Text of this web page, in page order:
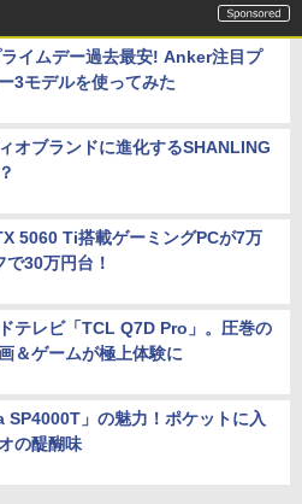
イムデー過去最安! Anker注目プ
3モデルを使ってみた
オブランドに進化するSHANLING
5060 Ti搭載ゲーミングPCが7万
30万円台！
テレビ「TCL Q7D Pro」。圧巻の
＆ゲームが極上体験に
SP4000T」の魅力！ポケットに入
の醍醐味